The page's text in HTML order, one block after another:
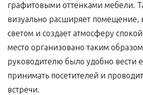
графитовыми оттенками мебели.
визуально расширяет помещение,
светом и создает атмосферу
место организовано таким
руководителю было удобно вести
принимать посетителей и
встречи.